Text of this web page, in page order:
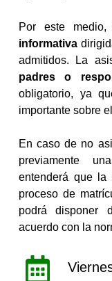
Por este
informativa
admitidos. La
padres o
obligatorio, ya
importante sobre
En caso de no
previamente
entenderá que la
proceso de
podrá disponer
acuerdo con la